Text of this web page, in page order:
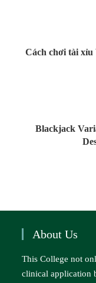
Cách chơi tài xỉu
Blackjack
About Us
This College not
clinical application